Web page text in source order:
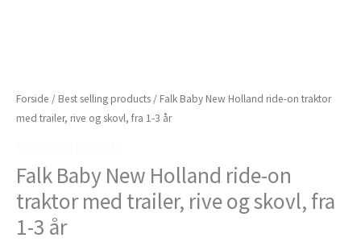
Forside / Best selling products / Falk Baby New Holland ride-on traktor
med trailer, rive og skovl, fra 1-3 år
Falk Baby New Holland ride-on
traktor med trailer, rive og skovl, fra
1-3 år